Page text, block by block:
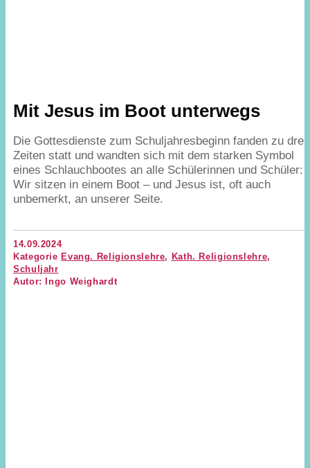
Mit Jesus im Boot unterwegs
Die Gottesdienste zum Schuljahresbeginn fanden zu drei
Zeiten statt und wandten sich mit dem starken Symbol
eines Schlauchbootes an alle Schülerinnen und Schüler:
Wir sitzen in einem Boot – und Jesus ist, oft auch
unbemerkt, an unserer Seite.
14.09.2024
Kategorie Evang. Religionslehre, Kath. Religionslehre,
Schuljahr
Autor: Ingo Weighardt